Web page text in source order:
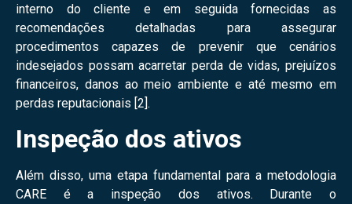
interno do cliente e em seguida fornecidas as
recomendações detalhadas para assegurar
procedimentos capazes de prevenir que cenários
indesejados possam acarretar perda de vidas, prejuízos
financeiros, danos ao meio ambiente e até mesmo em
perdas reputacionais [2].
Inspeção dos ativos
Além disso, uma etapa fundamental para a metodologia
CARE é a inspeção dos ativos. Durante o